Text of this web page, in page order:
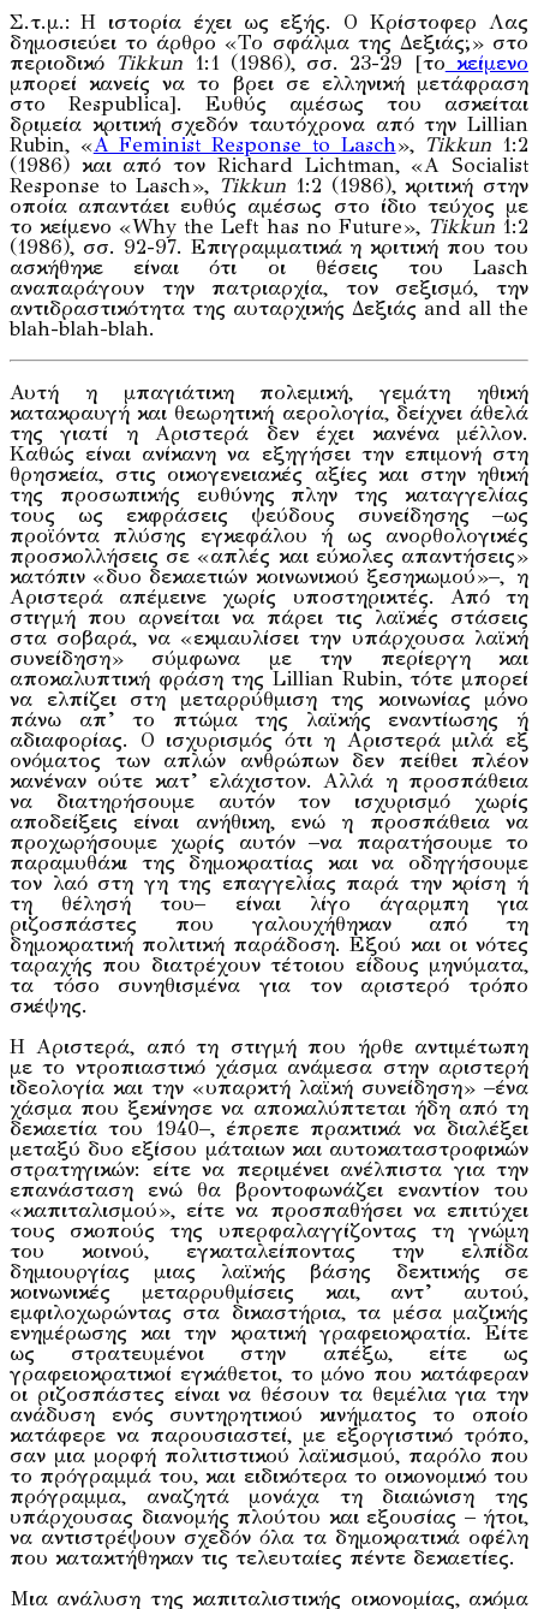
Σ.τ.μ.: Η ιστορία έχει ως εξής. Ο Κρίστοφερ Λας
δημοσιεύει το άρθρο «Το σφάλμα της Δεξιάς;» στο
περιοδικό Tikkun 1:1 (1986), σσ. 23-29 [το κείμενο
μπορεί κανείς να το βρει σε ελληνική μετάφραση
στο Respublica]. Ευθύς αμέσως του ασκείται
δριμεία κριτική σχεδόν ταυτόχρονα από την Lillian
Rubin, «A Feminist Response to Lasch», Tikkun 1:2
(1986) και από τον Richard Lichtman, «A Socialist
Response to Lasch», Tikkun 1:2 (1986), κριτική στην
οποία απαντάει ευθύς αμέσως στο ίδιο τεύχος με
το κείμενο «Why the Left has no Future», Tikkun1:2
(1986), σσ. 92-97. Επιγραμματικά η κριτική που του
ασκήθηκε είναι ότι οι θέσεις του Lasch
αναπαράγουν την πατριαρχία, τον σεξισμό, την
αντιδραστικότητα της αυταρχικής Δεξιάς and all the
blah-blah-blah.
Αυτή η μπαγιάτικη πολεμική, γεμάτη ηθική
κατακραυγή και θεωρητική αερολογία, δείχνει άθελά
της γιατί η Αριστερά δεν έχει κανένα μέλλον.
Καθώς είναι ανίκανη να εξηγήσει την επιμονή στη
θρησκεία, στις οικογενειακές αξίες και στην ηθική
της προσωπικής ευθύνης πλην της καταγγελίας
τους ως εκφράσεις ψεύδους συνείδησης –ως
προϊόντα πλύσης εγκεφάλου ή ως ανορθολογικές
προσκολλήσεις σε «απλές και εύκολες απαντήσεις»
κατόπιν «δυο δεκαετιών κοινωνικού ξεσηκωμού»–, η
Αριστερά απέμεινε χωρίς υποστηρικτές. Από τη
στιγμή που αρνείται να πάρει τις λαϊκές στάσεις
στα σοβαρά, να «εκμαυλίσει την υπάρχουσα λαϊκή
συνείδηση» σύμφωνα με την περίεργη και
αποκαλυπτική φράση της Lillian Rubin, τότε μπορεί
να ελπίζει στη μεταρρύθμιση της κοινωνίας μόνο
πάνω απ’ το πτώμα της λαϊκής εναντίωσης ή
αδιαφορίας. Ο ισχυρισμός ότι η Αριστερά μιλά εξ
ονόματος των απλών ανθρώπων δεν πείθει πλέον
κανέναν ούτε κατ’ ελάχιστον. Αλλά η προσπάθεια
να διατηρήσουμε αυτόν τον ισχυρισμό χωρίς
αποδείξεις είναι ανήθικη, ενώ η προσπάθεια να
προχωρήσουμε χωρίς αυτόν –να παρατήσουμε το
παραμυθάκι της δημοκρατίας και να οδηγήσουμε
τον λαό στη γη της επαγγελίας παρά την κρίση ή
τη θέλησή του– είναι λίγο άγαρμπη για
ριζοσπάστες που γαλουχήθηκαν από τη
δημοκρατική πολιτική παράδοση. Εξού και οι νότες
ταραχής που διατρέχουν τέτοιου είδους μηνύματα,
τα τόσο συνηθισμένα για τον αριστερό τρόπο
σκέψης.
Η Αριστερά, από τη στιγμή που ήρθε αντιμέτωπη
με το ντροπιαστικό χάσμα ανάμεσα στην αριστερή
ιδεολογία και την «υπαρκτή λαϊκή συνείδηση» –ένα
χάσμα που ξεκίνησε να αποκαλύπτεται ήδη από τη
δεκαετία του 1940–, έπρεπε πρακτικά να διαλέξει
μεταξύ δυο εξίσου μάταιων και αυτοκαταστροφικών
στρατηγικών: είτε να περιμένει ανέλπιστα για την
επανάσταση ενώ θα βροντοφωνάζει εναντίον του
«καπιταλισμού», είτε να προσπαθήσει να επιτύχει
τους σκοπούς της υπερφαλαγγίζοντας τη γνώμη
του κοινού, εγκαταλείποντας την ελπίδα
δημιουργίας μιας λαϊκής βάσης δεκτικής σε
κοινωνικές μεταρρυθμίσεις και, αντ’ αυτού,
εμφιλοχωρώντας στα δικαστήρια, τα μέσα μαζικής
ενημέρωσης και την κρατική γραφειοκρατία. Είτε
ως στρατευμένοι στην απέξω, είτε ως
γραφειοκρατικοί εγκάθετοι, το μόνο που κατάφεραν
οι ριζοσπάστες είναι να θέσουν τα θεμέλια για την
ανάδυση ενός συντηρητικού κινήματος το οποίο
κατάφερε να παρουσιαστεί, με εξοργιστικό τρόπο,
σαν μια μορφή πολιτιστικού λαϊκισμού, παρόλο που
το πρόγραμμά του, και ειδικότερα το οικονομικό του
πρόγραμμα, αναζητά μονάχα τη διαιώνιση της
υπάρχουσας διανομής πλούτου και εξουσίας – ήτοι,
να αντιστρέψουν σχεδόν όλα τα δημοκρατικά οφέλη
που κατακτήθηκαν τις τελευταίες πέντε δεκαετίες.
Μια ανάλυση της καπιταλιστικής οικονομίας, ακόμα